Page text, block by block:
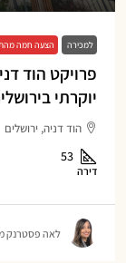
למכירה הצעה חמה
פרויקט הוד
יוקרתי
הוד דניה, ירושלים
53
דירה
לאה פסטרנק